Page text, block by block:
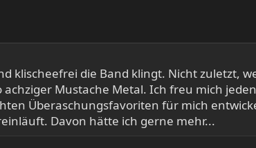
die Band klingt. Nicht zuletzt,
Mustache Metal. Ich freu mich
Überaschungsfavoriten für mich
Davon hätte ich gerne mehr...